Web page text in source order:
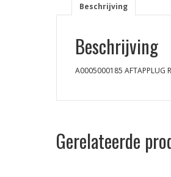
Beschrijving
Beschrijving
A0005000185 AFTAPPLUG
Gerelateerde